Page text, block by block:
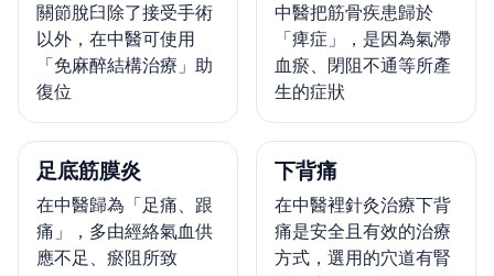
關節脫臼除了接受手術
以外，在中醫可使用
「免麻醉結構治療」助
復位
中醫把筋骨疾患歸於
「痺症」，是因為氣滯
血瘀、閉阻不通等所產
生的症狀
足底筋膜炎
在中醫歸為「足痛、跟
痛」，多由經絡氣血供
應不足、瘀阻所致
下背痛
在中醫裡針灸治療下背
痛是安全且有效的治療
方式，選用的穴道有腎